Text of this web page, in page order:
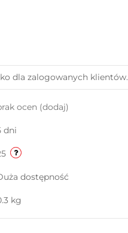
dla zalogowanych klientów.
ocen (dodaj)
dni
dostępność
kg